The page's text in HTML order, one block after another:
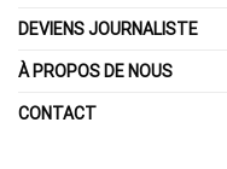
DEVIENS JOURNALISTE
À PROPOS DE NOUS
CONTACT